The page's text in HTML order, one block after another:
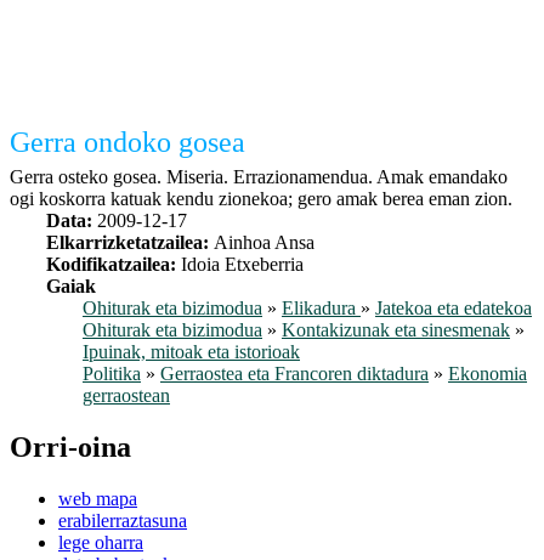
Gerra ondoko gosea
Gerra osteko gosea. Miseria. Errazionamendua. Amak emandako
ogi koskorra katuak kendu zionekoa; gero amak berea eman zion.
Data: 2009-12-17
Elkarrizketatzailea: Ainhoa Ansa
Kodifikatzailea: Idoia Etxeberria
Gaiak
Ohiturak eta bizimodua » Elikadura » Jatekoa eta edatekoa
Ohiturak eta bizimodua » Kontakizunak eta sinesmenak »
Ipuinak, mitoak eta istorioak
Politika » Gerraostea eta Francoren diktadura » Ekonomia
gerraostean
Orri-oina
web mapa
erabilerraztasuna
lege oharra